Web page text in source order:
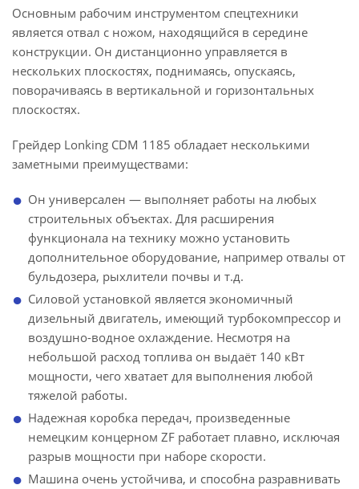
Основным рабочим инструментом спецтехники
является отвал с ножом, находящийся в середине
конструкции. Он дистанционно управляется в
нескольких плоскостях, поднимаясь, опускаясь,
поворачиваясь в вертикальной и горизонтальных
плоскостях.
Грейдер Lonking CDM 1185 обладает несколькими
заметными преимуществами:
Он универсален — выполняет работы на любых
строительных объектах. Для расширения
функционала на технику можно установить
дополнительное оборудование, например отвалы от
бульдозера, рыхлители почвы и т.д.
Силовой установкой является экономичный
дизельный двигатель, имеющий турбокомпрессор и
воздушно-водное охлаждение. Несмотря на
небольшой расход топлива он выдаёт 140 кВт
мощности, чего хватает для выполнения любой
тяжелой работы.
Надежная коробка передач, произведенные
немецким концерном ZF работает плавно, исключая
разрыв мощности при наборе скорости.
Машина очень устойчива, и способна разравнивать